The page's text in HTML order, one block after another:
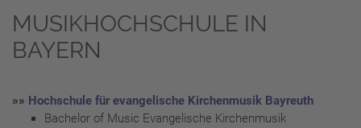
MUSIKHOCHSCHULE IN
BAYERN
»» Hochschule für evangelische Kirchenmusik Bayreuth
Bachelor of Music Evangelische Kirchenmusik